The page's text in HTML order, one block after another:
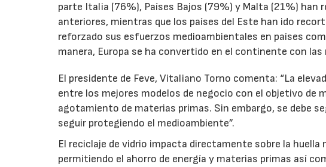
parte Italia (76%), Países Bajos (79%) y Malta (21%)
anteriores, mientras que los países del Este han ido
reforzado sus esfuerzos medioambientales en países
manera, Europa se ha convertido en el continente con
El presidente de Feve, Vitaliano Torno comenta: “La
entre los mejores modelos de negocio con el objetivo de
agotamiento de materias primas. Sin embargo, se debe
seguir protegiendo el medioambiente”.
El reciclaje de vidrio impacta directamente sobre la
permitiendo el ahorro de energía y materias primas así